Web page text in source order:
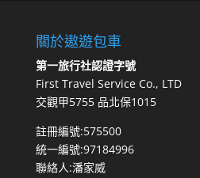
關於遨遊包車
第一旅行社認證字號
First Travel Service Co., LTD
交觀甲5755 品北保1015
註冊編號:575500
統一編號:97184996
聯絡人:潘家威